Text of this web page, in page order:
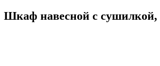
Шкаф навесной с сушилкой,